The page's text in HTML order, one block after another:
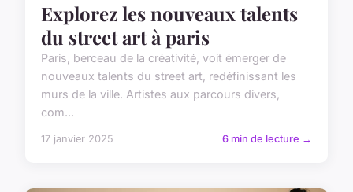
Explorez les nouveaux talents
du street art à paris
Paris, berceau de la créativité, voit émerger de
nouveaux talents du street art, redéfinissant les
murs de la ville. Artistes aux parcours divers,
com...
17 janvier 2025 6 min de lecture →